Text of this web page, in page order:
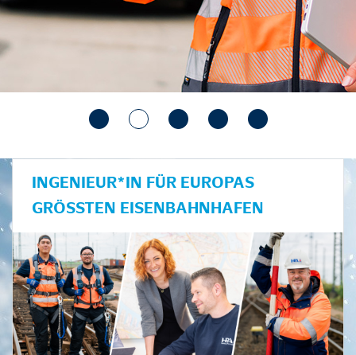
INGENIEUR*IN FÜR EUROPAS
GRÖSSTEN EISENBAHNHAFEN